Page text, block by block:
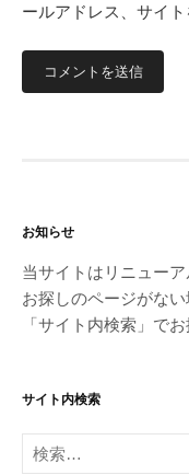
ールアドレス、サイト
お知らせ
当サイトはリニュー
お探しのページがない
「サイト内検索」で
サイト内検索
検
索: